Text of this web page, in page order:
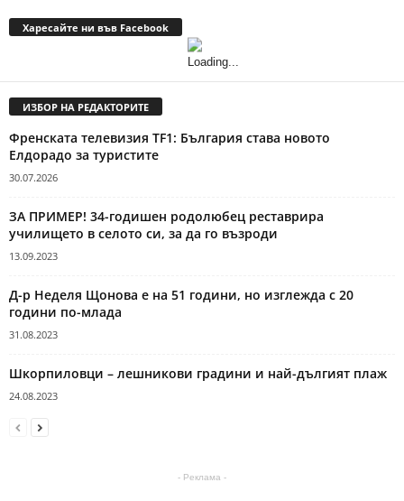
Харесайте ни във Facebook
ИЗБОР НА РЕДАКТОРИТЕ
Френската телевизия TF1: България става новото
Елдорадо за туристите
30.07.2026
ЗА ПРИМЕР! 34-годишен родолюбец реставрира
училището в селото си, за да го възроди
13.09.2023
Д-р Неделя Щонова е на 51 години, но изглежда с 20
години по-млада
31.08.2023
Шкорпиловци – лешникови градини и най-дългият плаж
24.08.2023
- Реклама -